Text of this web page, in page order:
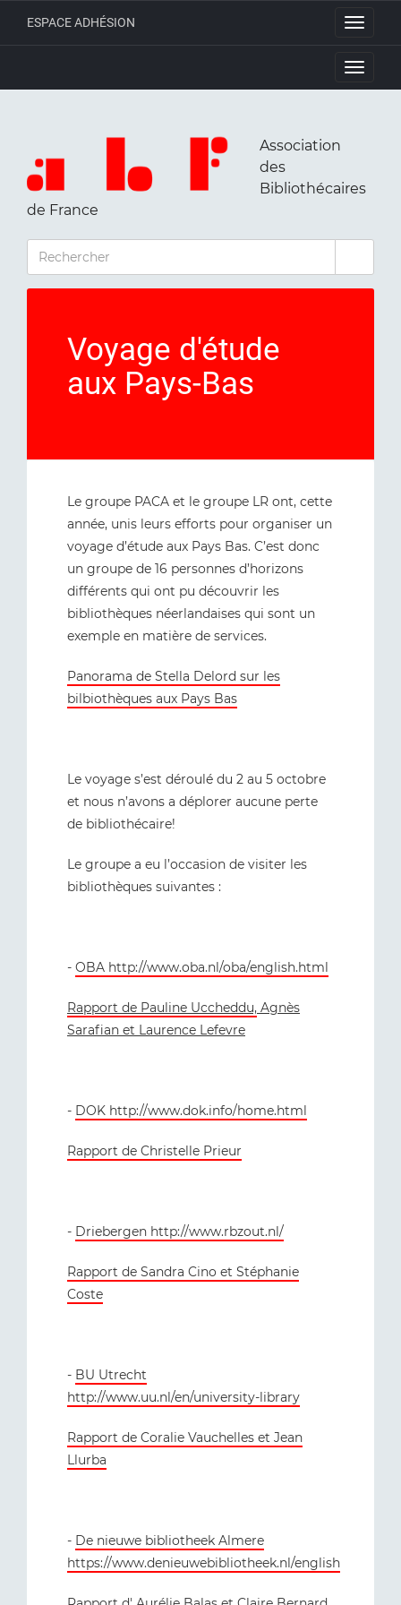
Toggle
ESPACE ADHÉSION
Toggle
Association
des
Bibliothécaires
de France
RECHERCHER
Voyage d'étude
aux Pays-Bas
Le groupe PACA et le groupe LR ont, cette
année, unis leurs efforts pour organiser un
voyage d’étude aux Pays Bas. C’est donc
un groupe de 16 personnes d’horizons
différents qui ont pu découvrir les
bibliothèques néerlandaises qui sont un
exemple en matière de services.
Panorama de Stella Delord sur les
bilbiothèques aux Pays Bas
Le voyage s’est déroulé du 2 au 5 octobre
et nous n’avons a déplorer aucune perte
de bibliothécaire!
Le groupe a eu l’occasion de visiter les
bibliothèques suivantes :
- OBA http://www.oba.nl/oba/english.html
Rapport de Pauline Uccheddu, Agnès
Sarafian et Laurence Lefevre
- DOK http://www.dok.info/home.html
Rapport de Christelle Prieur
- Driebergen http://www.rbzout.nl/
Rapport de Sandra Cino et Stéphanie
Coste
- BU Utrecht
http://www.uu.nl/en/university-library
Rapport de Coralie Vauchelles et Jean
Llurba
- De nieuwe bibliotheek Almere
https://www.denieuwebibliotheek.nl/english